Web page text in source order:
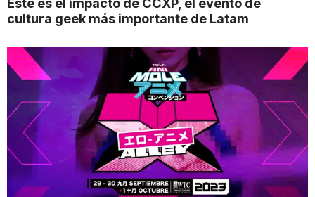
cultura geek más importante de Latam